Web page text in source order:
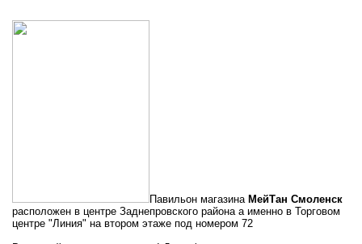
Павильон магазина МейТан Смоленск
расположен в центре Заднепровского района а именно в Торговом
центре "Линия" на втором этаже под номером 72